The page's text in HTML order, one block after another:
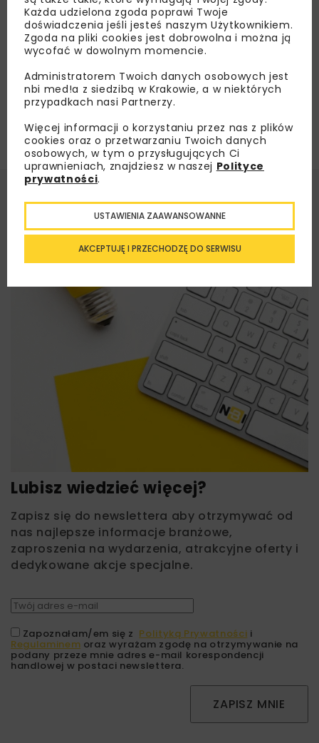
Załaduj więcej...
Lubisz wiedzieć więcej?
Zapisz się do newslettera aby otrzymywać od
nas najlepsze informacje branżowe,
zaproszenia na wydarzenia, atrakcyjne oferty i
dedykowane akcje specjalne.
Zapoznałam/em się z Polityką Prywatności i
Regulaminem oraz wyrażam zgodę na otrzymywanie na
podany przeze mnie adres e-mail korespondencji
handlowej w postaci newslettera.
ZAPISZ MNIE
Każda udzielona zgoda poprawi Twoje
doświadczenia jeśli jesteś naszym Użytkownikiem.
Zgoda na pliki cookies jest dobrowolna i można ją
wycofać w dowolnym momencie.
Administratorem Twoich danych osobowych jest
nbi med!a z siedzibą w Krakowie, a w niektórych
przypadkach nasi Partnerzy.
Więcej informacji o korzystaniu przez nas z plików
cookies oraz o przetwarzaniu Twoich danych
osobowych, w tym o przysługujących Ci
uprawnieniach, znajdziesz w naszej Polityce
prywatności.
AKCEPTUJĘ I PRZECHODZĘ DO SERWISU
USTAWIENIA ZAAWANSOWANNE